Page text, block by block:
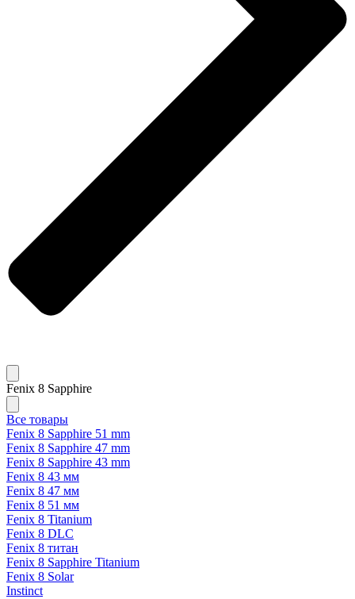
Fenix 8 Sapphire
Все товары
Fenix 8 Sapphire 51 mm
Fenix 8 Sapphire 47 mm
Fenix 8 Sapphire 43 mm
Fenix 8 43 мм
Fenix 8 47 мм
Fenix 8 51 мм
Fenix 8 Titanium
Fenix 8 DLC
Fenix 8 титан
Fenix 8 Sapphire Titanium
Fenix 8 Solar
Instinct